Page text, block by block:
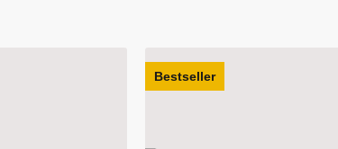
Bestseller